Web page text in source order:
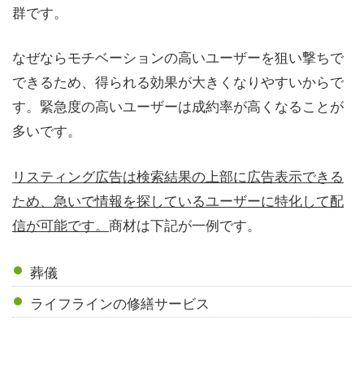
群です。
なぜならモチベーションの高いユーザーを狙い撃ちで
できるため、得られる効果が大きくなりやすいからで
す。緊急度の高いユーザーは成約率が高くなることが
多いです。
リスティング広告は検索結果の上部に広告表示できる
ため、急いで情報を探しているユーザーに特化して配
信が可能です。 商材は下記が一例です。
葬儀
ライフラインの修繕サービス